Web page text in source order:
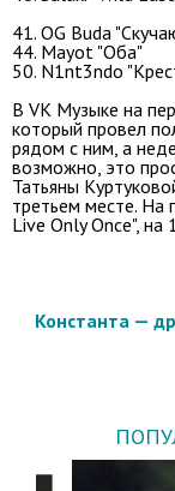
41. OG Buda
44. Mayot "Оба"
50. N1nt3ndo
В VK Музыке на
который провел
рядом с ним, а
возможно, это
Татьяны
третьем месте. На
Live Only Once", на
Константа —